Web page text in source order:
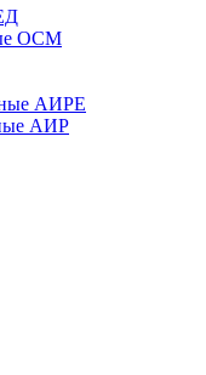
ОСМ
АИРЕ
АИР